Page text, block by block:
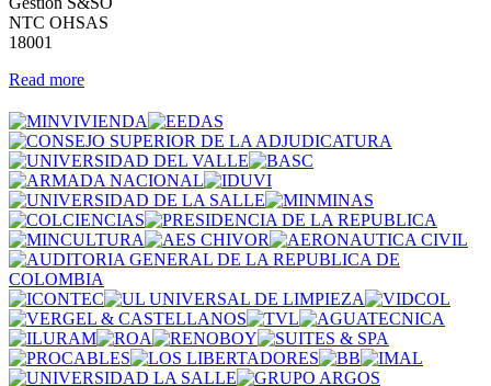
NTC OHSAS
18001
Read more